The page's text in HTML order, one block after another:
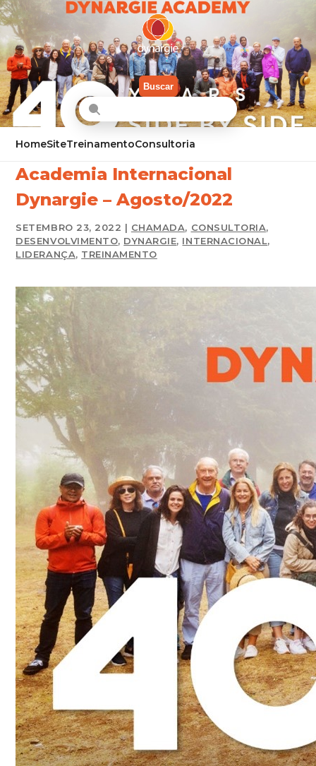
Buscar
HomeSiteTreinamentoConsultoria
Academia Internacional
Dynargie – Agosto/2022
SETEMBRO 23, 2022 | CHAMADA, CONSULTORIA,
DESENVOLVIMENTO, DYNARGIE, INTERNACIONAL,
LIDERANÇA, TREINAMENTO